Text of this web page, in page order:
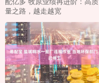
量之路，越走越宽